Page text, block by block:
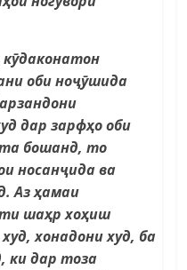
кӯдаконатон
оби ноҷӯшида
дар зарфҳо оби
бошанд, то
носанҷида ва
Аз ҳамаи
шаҳр хоҳиш
хонадони худ, ба
ки дар тоза